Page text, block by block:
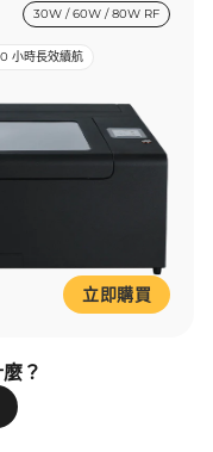
30W / 60W / 80W RF
小時長效續航
立即購買
？